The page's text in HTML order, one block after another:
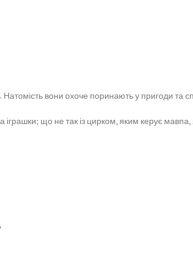
вони охоче поринають у пригоди та
що не так із цирком, яким керує